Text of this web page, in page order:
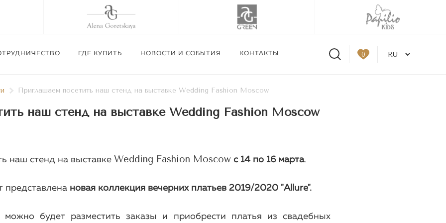
Подробнее
ГДЕ КУПИТЬ НОВОСТИ И СОБЫТИЯ
Приглашаем посетить шоу-рум Alena Goretskaya в Москве 31.08-
КОНТАКТЫ 0
Приглашаем посетить наш стенд на выставке Wedding Fashion Moscow
наш стенд на выставке Wedding Fashion Moscow
наш стенд на выставке Wedding Fashion Moscow с 14 по 16 марта.
представлена новая коллекция вечерних платьев 2019/2020 "Allure".
будет разместить заказы и приобрести платья из свадебных